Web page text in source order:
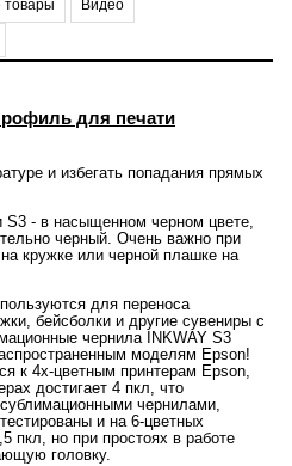
товары Видео
для печати
и избегать попадания прямых
S3 - в насыщенном черном цвете,
черный. Очень важно при
кружке или черной плашке на
для переноса
бейсболки и другие сувениры с
чернила INKWAY S3
моделям Epson!
к 4х-цветным принтерам Epson,
достигает 4 пкл, что
чернилами,
и на 6-цветных
пкл, но при простоях в работе
головку.